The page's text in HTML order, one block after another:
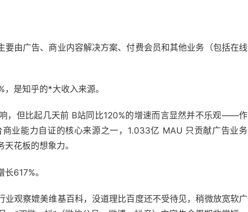
由广告、商业内容解决方案、付费会员和其他业务（包括在线
是知乎的*大收入来源。
，但比起几天前 B站同比120%的增速而言显然并不乐观——作
业能力自证的核心来源之一，1.033亿 MAU 只贡献广告业务
花板的想象力。
617%。
观察媲美维基百科，没道理比百度还不受待见，稍微放宽软广